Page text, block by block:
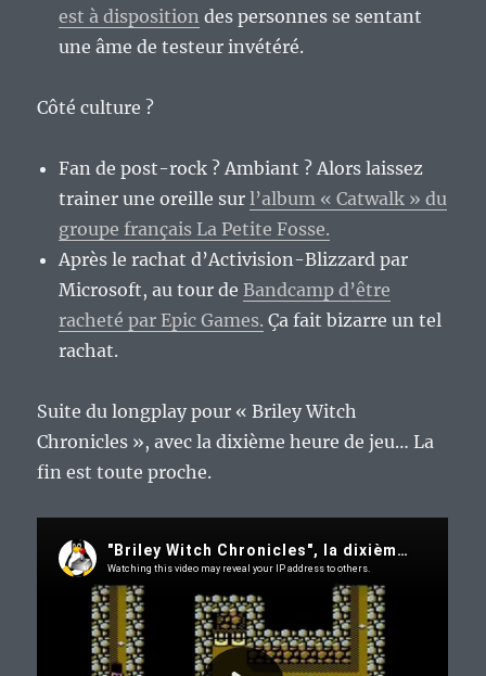
est à disposition des personnes se sentant
une âme de testeur invétéré.
Côté culture ?
Fan de post-rock ? Ambiant ? Alors laissez
trainer une oreille surl’album « Catwalk » du
groupe français La Petite Fosse.
Après le rachat d’Activision-Blizzard par
Microsoft, au tour deBandcamp d’être
racheté par Epic Games. Ça fait bizarre un tel
rachat.
Suite du longplay pour « Briley Witch
Chronicles », avec la dixième heure de jeu… La
fin est toute proche.